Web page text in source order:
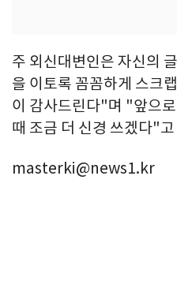
주 외신대변인은 자신의
을 이토록 꼼꼼하게 스크
이 감사드린다"며 "앞으
때 조금 더 신경 쓰겠다"
masterki@news1.kr